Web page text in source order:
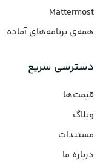
Mattermost
همه‌ی برنامه‌های آماده
دسترسی سریع
قیمت‌ها
وبلاگ
مستندات
درباره ما